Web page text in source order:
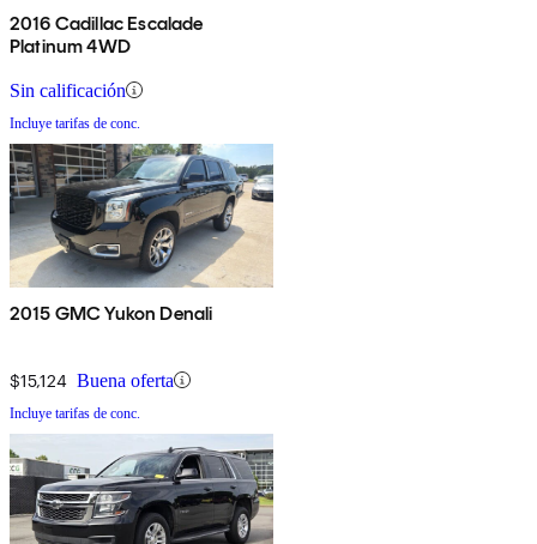
2016 Cadillac Escalade
Platinum 4WD
Sin calificación
Incluye tarifas de conc.
2015 GMC Yukon Denali
$15,124 Buena oferta
Incluye tarifas de conc.